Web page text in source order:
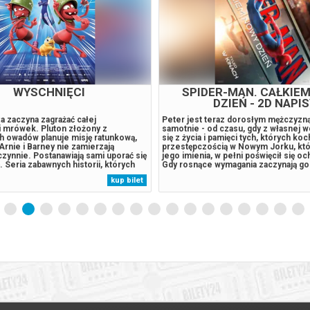
MAN. CAŁKIEM NOWY
DZIEŃ - 2D DUBBING
dorosłym mężczyzną żyjącym
gdy z własnej woli wymazał
tych, których kochał. Walcząc z
w Nowym Jorku, który nie zna już
pełni poświęcił się ochronie miasta.
zaczynają go przytłaczać,
zaskakującą fizyczną przemianę,
jego istnieniu, podczas gdy nowy,
kup bilet
PSI PATROL I
Podczas tajemniczej burzy statek
rozbija się na pełnej dinozaurów
wyspie. Bohaterowie spotykają tam
szczeniaka, który utknął w tym
stał się ekspertem w sprawach
Humdinger, główny rywal Psiego
lekkomyślnie eksploatować zasoby
wyspy, doprowadza do wybuchu
uśpionego od lat wulkanu. Psi